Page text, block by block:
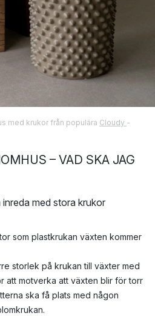
med krukor från populära Cloudy -
– VAD SKA JAG
med stora krukor
som plastkrukan växten kommer
storlek på krukan till växter med
att motverka att växten blir för torr
ska få plats med någon